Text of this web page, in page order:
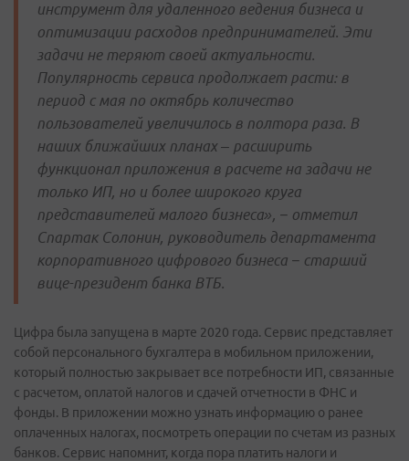
инструмент для удаленного ведения бизнеса и
оптимизации расходов предпринимателей. Эти
задачи не теряют своей актуальности.
Популярность сервиса продолжает расти: в
период с мая по октябрь количество
пользователей увеличилось в полтора раза. В
наших ближайших планах – расширить
функционал приложения в расчете на задачи не
только ИП, но и более широкого круга
представителей малого бизнеса», − отметил
Спартак Солонин, руководитель департамента
корпоративного цифрового бизнеса − старший
вице-президент банка ВТБ.
Цифра была запущена в марте 2020 года. Сервис представляет
собой персонального бухгалтера в мобильном приложении,
который полностью закрывает все потребности ИП, связанные
с расчетом, оплатой налогов и сдачей отчетности в ФНС и
фонды. В приложении можно узнать информацию о ранее
оплаченных налогах, посмотреть операции по счетам из разных
банков. Сервис напомнит, когда пора платить налоги и